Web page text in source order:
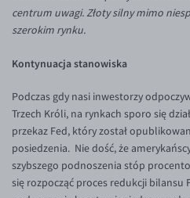
Inne pary walutowe
AUD/PLN
BGN/PLN
CAD/PLN
CNY/PLN
HKD/PLN
HUF/PLN
ILS/PLN
Aplikacja mobilna
Bezpieczeństwo
Pomoc
Pomoc
FAQ
Konto i opłaty
Wymiana walut
Banki i przelewy
Poradnik
KONTAKT
Kontakt
Dla mediów
PL
centrum uwagi. Złoty silny mimo
szerokim rynku.
Kontynuacja stanowiska
Podczas gdy nasi inwestorzy
Trzech Króli, na rynkach sporo się
przekaz Fed, który został
posiedzenia. Nie dość, że
szybszego podnoszenia stóp
się rozpocząć proces redukcji bilansu